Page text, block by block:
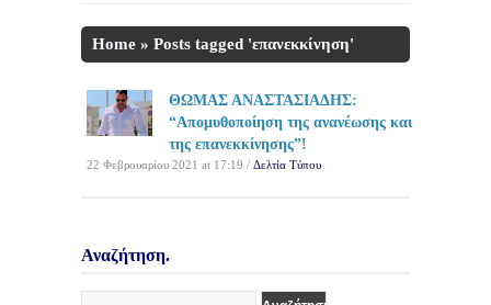
Home » Posts tagged 'επανεκκίνηση'
ΘΩΜΑΣ ΑΝΑΣΤΑΣΙΑΔΗΣ:
“Απομυθοποίηση της ανανέωσης και
της επανεκκίνησης”!
22 Φεβρουαρίου 2021 at 17:19 / Δελτία Τύπου
Αναζήτηση.